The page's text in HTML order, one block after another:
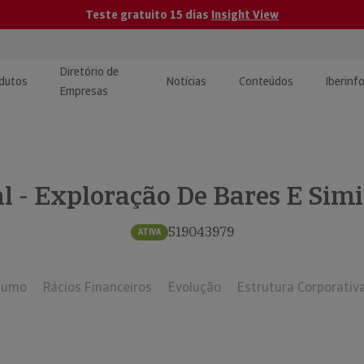
Teste gratuito 15 dias Insight View
e Monitorização de
Diretório de
Empresas
Notícias Conteúdos
| Estudos e
- Exploração De Bares E
ATIVA 519043979
Rácios Financeiros Evolução Estrutura Corporativa